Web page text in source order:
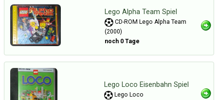
Lego Alpha Team Spiel
CD-ROM Lego Alpha Team
(2000)
noch 0 Tage
Lego Loco Eisenbahn Spiel
Lego Loco